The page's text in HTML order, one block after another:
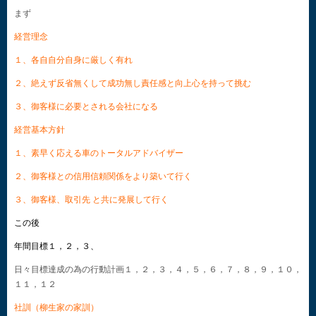
まず
経営理念
１、各自自分自身に厳しく有れ
２、絶えず反省無くして成功無し責任感と向上心を持って挑む
３、御客様に必要とされる会社になる
経営基本方針
１、素早く応える車のトータルアドバイザー
２、御客様との信用信頼関係をより築いて行く
３、御客様、取引先 と共に発展して行く
この後
年間目標１，２，３、
日々目標達成の為の行動計画１，２，３，４，５，６，７，８，９，１０，
１１，１２
社訓（柳生家の家訓）